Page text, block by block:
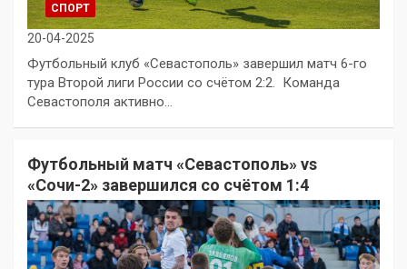
СПОРТ
20-04-2025
Футбольный клуб «Севастополь» завершил матч 6-го
тура Второй лиги России со счётом 2:2. Команда
Севастополя активно…
Футбольный матч «Севастополь» vs
«Сочи-2» завершился со счётом 1:4